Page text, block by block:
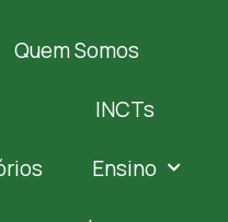
Quem Somos
INCTs
Ensino